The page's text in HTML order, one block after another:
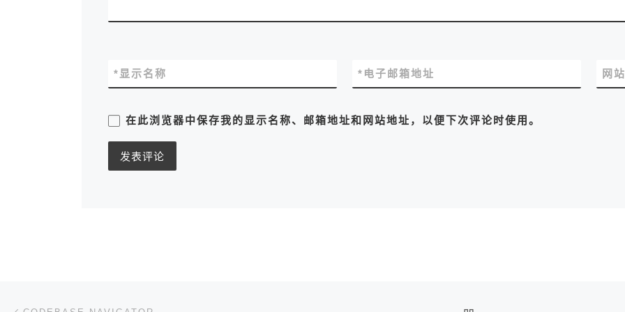
显示名称
* 电子邮箱地址
* 网
在此浏览器中保存我的显示名称、邮箱地址和网站地址，以便下次评论时使用。
文章导航